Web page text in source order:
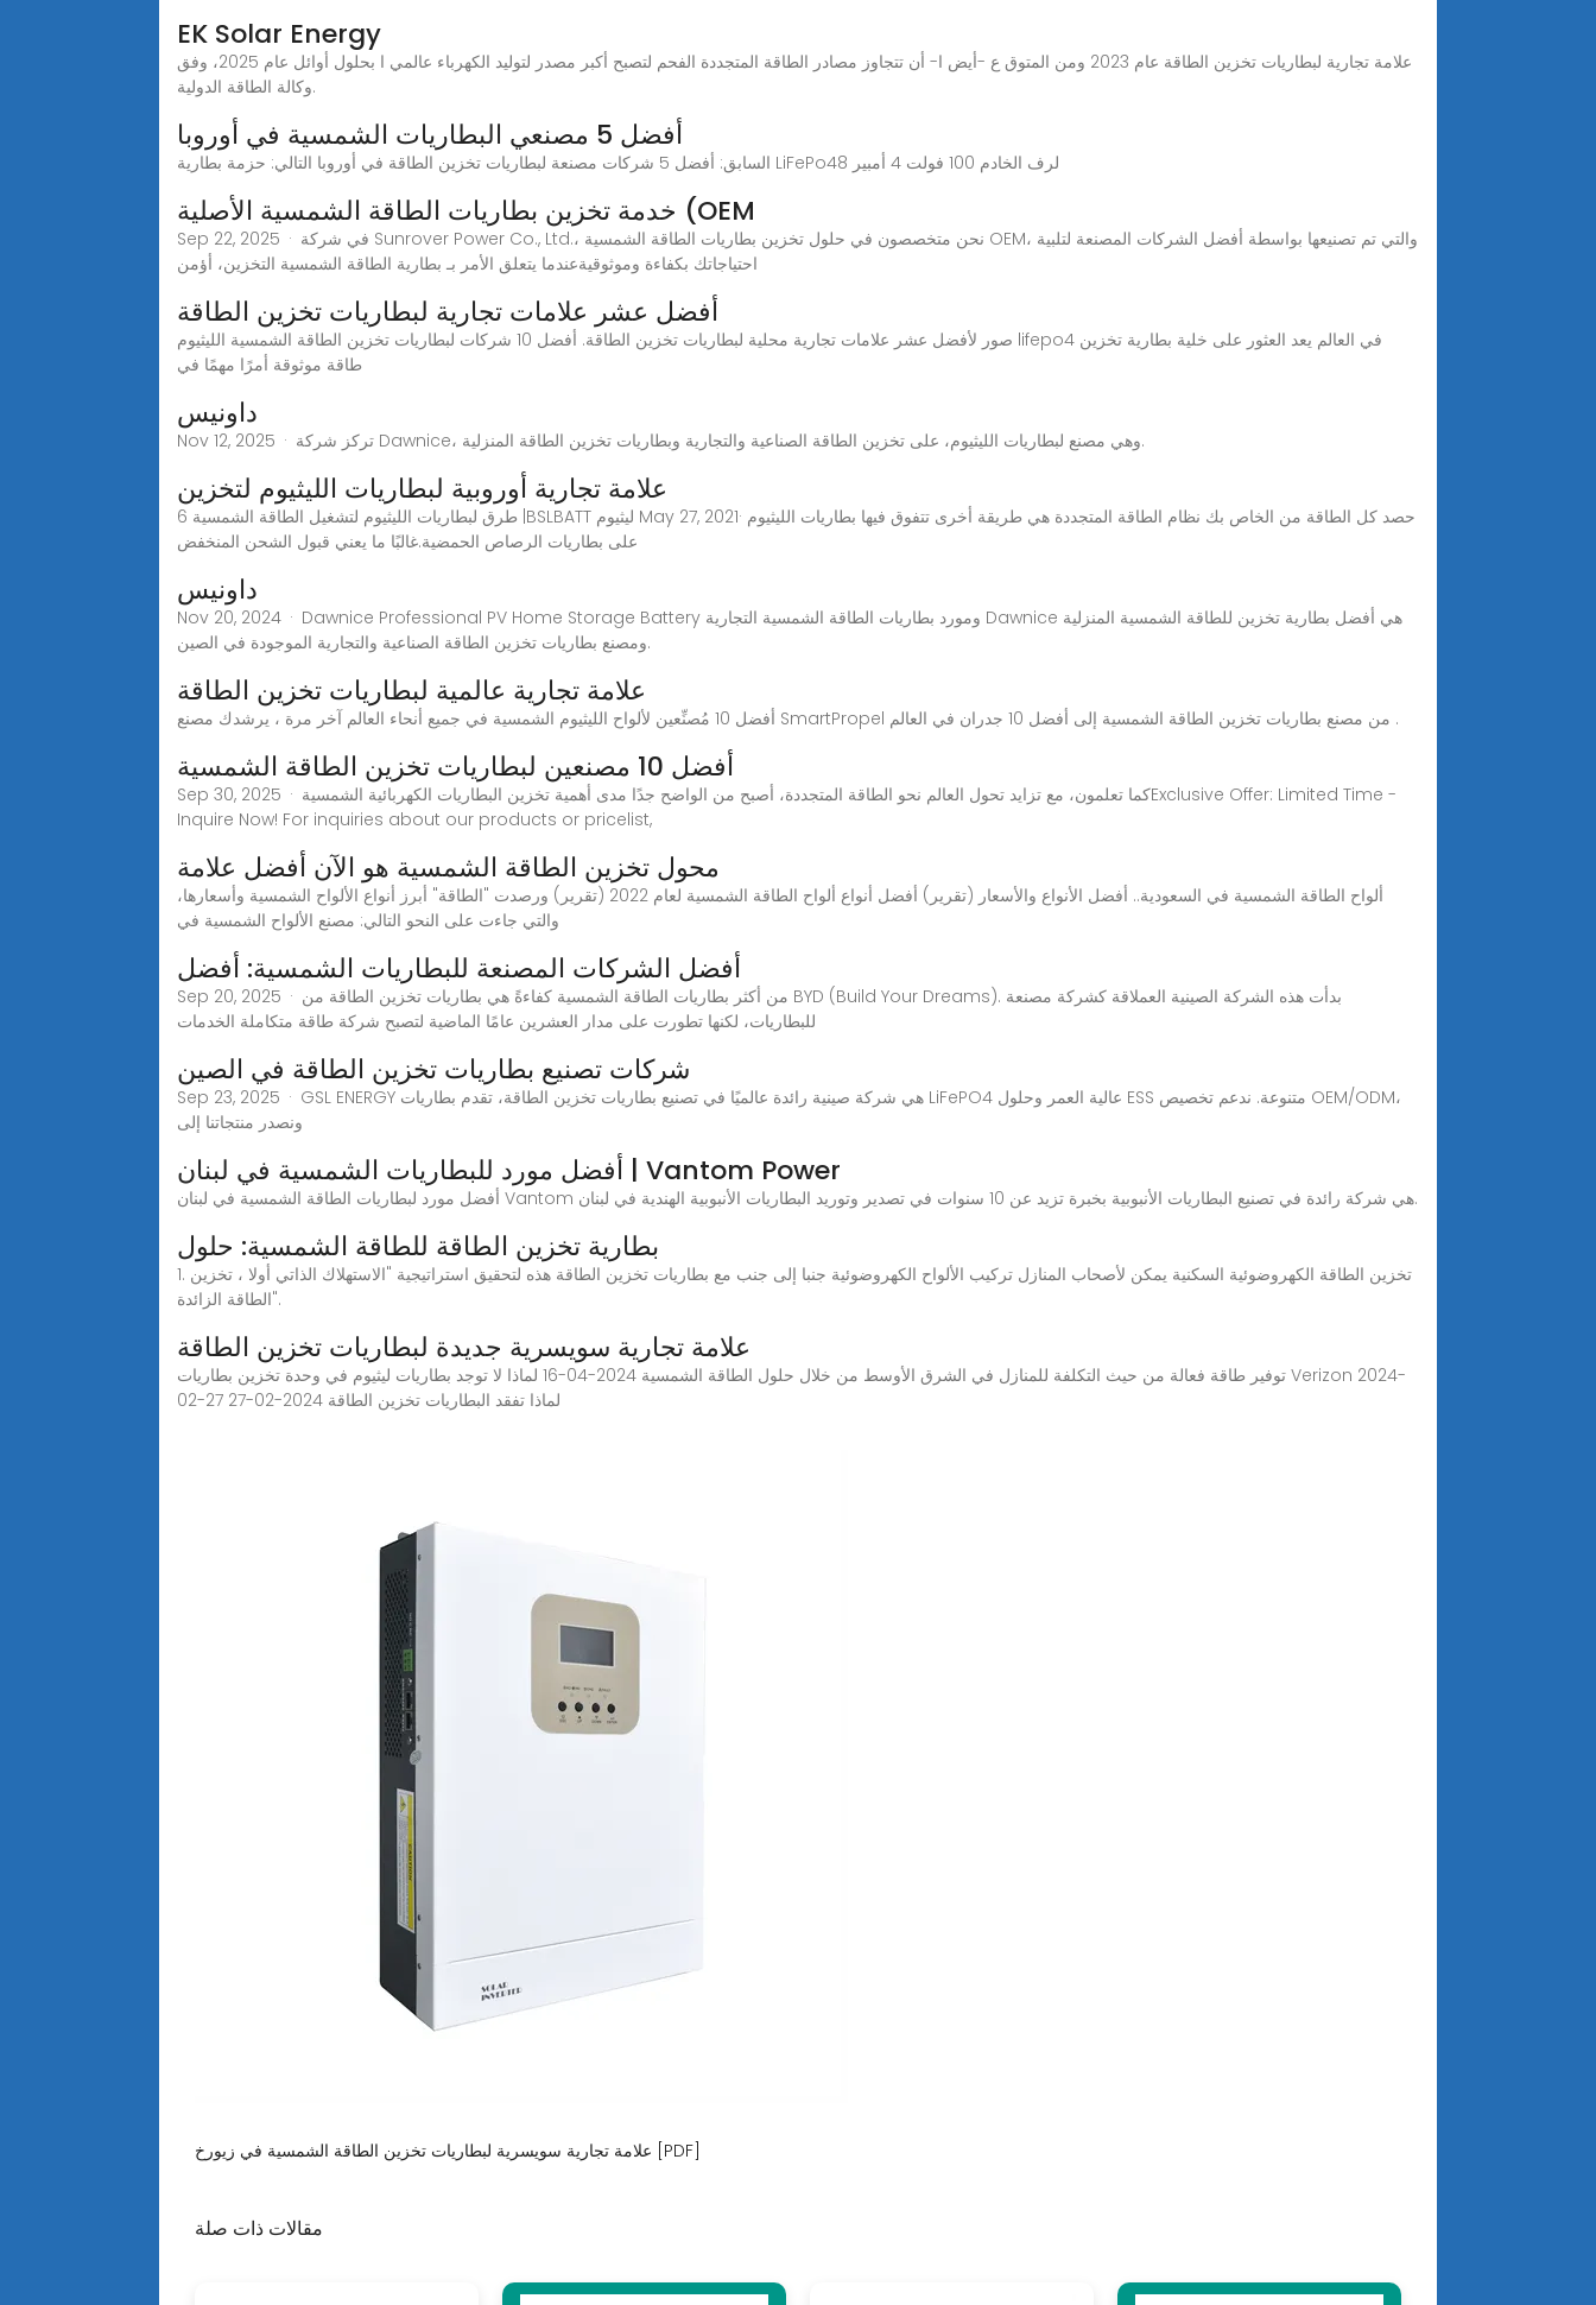
EK Solar Energy
علامة تجارية لبطاريات تخزين الطاقة عام 2023 ومن المتوق ع -أيض ا- أن تتجاوز مصادر الطاقة المتجددة الفحم لتصبح أكبر مصدر لتوليد الكهرباء عالمي ا بحلول أوائل عام 2025، وفق
وكالة الطاقة الدولية.
أفضل 5 مصنعي البطاريات الشمسية في أوروبا
السابق: أفضل 5 شركات مصنعة لبطاريات تخزين الطاقة في أوروبا التالي: حزمة بطارية LiFePo48 لرف الخادم 100 فولت 4 أمبير
خدمة تخزين بطاريات الطاقة الشمسية الأصلية (OEM
Sep 22, 2025 · في شركة Sunrover Power Co., Ltd.، نحن متخصصون في حلول تخزين بطاريات الطاقة الشمسية OEM، والتي تم تصنيعها بواسطة أفضل الشركات المصنعة لتلبية
احتياجاتك بكفاءة وموثوقيةعندما يتعلق الأمر بـ بطارية الطاقة الشمسية التخزين، أؤمن
أفضل عشر علامات تجارية لبطاريات تخزين الطاقة
صور لأفضل عشر علامات تجارية محلية لبطاريات تخزين الطاقة. أفضل 10 شركات لبطاريات تخزين الطاقة الشمسية الليثيوم lifepo4 في العالم يعد العثور على خلية بطارية تخزين
طاقة موثوقة أمرًا مهمًا في
داونيس
Nov 12, 2025 · تركز شركة Dawnice، وهي مصنع لبطاريات الليثيوم، على تخزين الطاقة الصناعية والتجارية وبطاريات تخزين الطاقة المنزلية.
علامة تجارية أوروبية لبطاريات الليثيوم لتخزين
6 طرق لبطاريات الليثيوم لتشغيل الطاقة الشمسية |BSLBATT ليثيوم May 27, 2021· حصد كل الطاقة من الخاص بك نظام الطاقة المتجددة هي طريقة أخرى تتفوق فيها بطاريات الليثيوم
على بطاريات الرصاص الحمضية.غالبًا ما يعني قبول الشحن المنخفض
داونيس
Nov 20, 2024 · Dawnice Professional PV Home Storage Battery ومورد بطاريات الطاقة الشمسية التجارية Dawnice هي أفضل بطارية تخزين للطاقة الشمسية المنزلية
ومصنع بطاريات تخزين الطاقة الصناعية والتجارية الموجودة في الصين.
علامة تجارية عالمية لبطاريات تخزين الطاقة
أفضل 10 مُصنِّعين لألواح الليثيوم الشمسية في جميع أنحاء العالم آخر مرة ، يرشدك مصنع SmartPropel من مصنع بطاريات تخزين الطاقة الشمسية إلى أفضل 10 جدران في العالم .
أفضل 10 مصنعين لبطاريات تخزين الطاقة الشمسية
Sep 30, 2025 · كما تعلمون، مع تزايد تحول العالم نحو الطاقة المتجددة، أصبح من الواضح جدًا مدى أهمية تخزين البطاريات الكهربائية الشمسيةExclusive Offer: Limited Time -
Inquire Now! For inquiries about our products or pricelist,
محول تخزين الطاقة الشمسية هو الآن أفضل علامة
ألواح الطاقة الشمسية في السعودية.. أفضل الأنواع والأسعار (تقرير) أفضل أنواع ألواح الطاقة الشمسية لعام 2022 (تقرير) ورصدت "الطاقة" أبرز أنواع الألواح الشمسية وأسعارها،
والتي جاءت على النحو التالي: مصنع الألواح الشمسية في
أفضل الشركات المصنعة للبطاريات الشمسية: أفضل
Sep 20, 2025 · من أكثر بطاريات الطاقة الشمسية كفاءةً هي بطاريات تخزين الطاقة من BYD (Build Your Dreams). بدأت هذه الشركة الصينية العملاقة كشركة مصنعة
للبطاريات، لكنها تطورت على مدار العشرين عامًا الماضية لتصبح شركة طاقة متكاملة الخدمات
شركات تصنيع بطاريات تخزين الطاقة في الصين
Sep 23, 2025 · GSL ENERGY هي شركة صينية رائدة عالميًا في تصنيع بطاريات تخزين الطاقة، تقدم بطاريات LiFePO4 عالية العمر وحلول ESS متنوعة. ندعم تخصيص OEM/ODM،
ونصدر منتجاتنا إلى
أفضل مورد للبطاريات الشمسية في لبنان | Vantom Power
أفضل مورد لبطاريات الطاقة الشمسية في لبنان Vantom هي شركة رائدة في تصنيع البطاريات الأنبوبية بخبرة تزيد عن 10 سنوات في تصدير وتوريد البطاريات الأنبوبية الهندية في لبنان.
بطارية تخزين الطاقة للطاقة الشمسية: حلول
1. تخزين الطاقة الكهروضوئية السكنية يمكن لأصحاب المنازل تركيب الألواح الكهروضوئية جنبا إلى جنب مع بطاريات تخزين الطاقة هذه لتحقيق استراتيجية "الاستهلاك الذاتي أولا ، تخزين
الطاقة الزائدة".
علامة تجارية سويسرية جديدة لبطاريات تخزين الطاقة
توفير طاقة فعالة من حيث التكلفة للمنازل في الشرق الأوسط من خلال حلول الطاقة الشمسية 2024-04-16 لماذا لا توجد بطاريات ليثيوم في وحدة تخزين بطاريات Verizon 2024-
02-27 لماذا تفقد البطاريات تخزين الطاقة 2024-02-27
علامة تجارية سويسرية لبطاريات تخزين الطاقة الشمسية في زيورخ [PDF]
مقالات ذات صلة